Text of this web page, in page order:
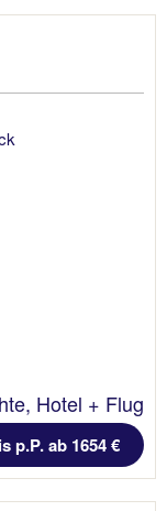
Hotel + Flug
p.P. ab 1654 €